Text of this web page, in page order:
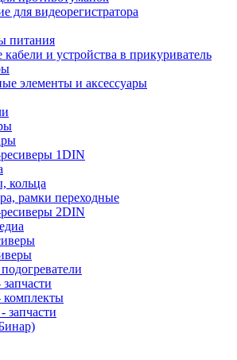
для видеорегистратора
питания
кабели и устройства в прикуриватель
элементы и аксессуары
1DIN
кольца
рамки переходные
2DIN
комплекты
запчасти